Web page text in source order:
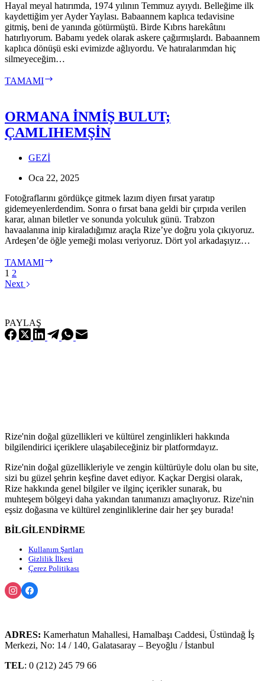
Hayal meyal hatırımda, 1974 yılının Temmuz ayıydı. Belleğime ilk
kaydettiğim yer Ayder Yaylası. Babaannem kaplıca tedavisine
gitmiş, beni de yanında götürmüştü. Birde Kıbrıs harekâtını
hatırlıyorum. Babamı yedek olarak askere çağırmışlardı. Babaannem
kaplıca dönüşü eski evimizde ağlıyordu. Ve hatıralarımdan hiç
silmeyeceğim…
TAMAMI
AYDER
ORMANA İNMİŞ BULUT;
ÇAMLIHEMŞİN
GEZİ
Oca 22, 2025
Fotoğraflarını gördükçe gitmek lazım diyen fırsat yaratıp
gidemeyenlerdendim. Sonra o fırsat bana geldi bir çırpıda verilen
karar, alınan biletler ve sonunda yolculuk günü. Trabzon
havaalanına inip kiraladığımız araçla Rize’ye doğru yola çıkıyoruz.
Ardeşen’de öğle yemeği molası veriyoruz. Dört yol arkadaşıyız…
TAMAMI
1 2
Next
PAYLAŞ
Rize'nin doğal güzellikleri ve kültürel zenginlikleri hakkında
bilgilendirici içeriklere ulaşabileceğiniz bir platformdayız.
Rize'nin doğal güzellikleriyle ve zengin kültürüyle dolu olan bu site,
sizi bu güzel şehrin keşfine davet ediyor. Kaçkar Dergisi olarak,
Rize hakkında genel bilgiler ve ilginç içerikler sunarak, bu
muhteşem bölgeyi daha yakından tanımanızı amaçlıyoruz. Rize'nin
eşsiz doğasına ve kültürel zenginliklerine dair her şey burada!
BİLGİLENDİRME
Kullanım Şartları
Gizlilik İlkesi
Çerez Politikası
ADRES: Kamerhatun Mahallesi, Hamalbaşı Caddesi, Üstündağ İş
Merkezi, No: 14 / 140, Galatasaray – Beyoğlu / İstanbul
TEL: 0 (212) 245 79 66